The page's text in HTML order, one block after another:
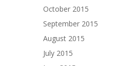
October 2015
September 2015
August 2015
July 2015